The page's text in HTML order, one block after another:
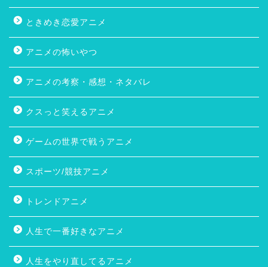
ときめき恋愛アニメ
アニメの怖いやつ
アニメの考察・感想・ネタバレ
クスっと笑えるアニメ
ゲームの世界で戦うアニメ
スポーツ/競技アニメ
トレンドアニメ
人生で一番好きなアニメ
人生をやり直してるアニメ